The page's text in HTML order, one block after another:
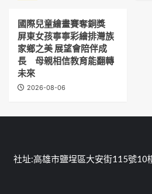
國際兒童繪畫賽奪銅獎
屏東女孩寧寧彩繪排灣族
家鄉之美 展望會陪伴成
長 母親相信教育能翻轉
未來
2026-08-06
社址:高雄市鹽埕區大安街115號